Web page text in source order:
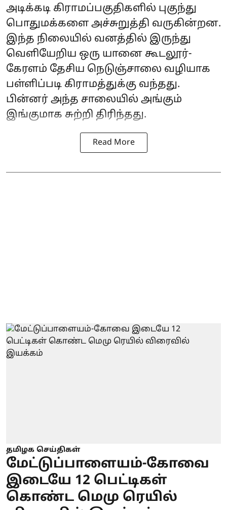
அடிக்கடி கிராமப்பகுதிகளில் புகுந்து
பொதுமக்களை அச்சுறுத்தி வருகின்றன.
இந்த நிலையில் வனத்தில் இருந்து
வெளியேறிய ஒரு யானை கூடலூர்-
கேரளம் தேசிய நெடுஞ்சாலை வழியாக
பள்ளிப்படி கிராமத்துக்கு வந்தது.
பின்னர் அந்த சாலையில் அங்கும்
இங்குமாக சுற்றி திரிந்தது.
Read More
தமிழக செய்திகள்
மேட்டுப்பாளையம்-கோவை
இடையே 12 பெட்டிகள்
கொண்ட மெமு ரெயில்